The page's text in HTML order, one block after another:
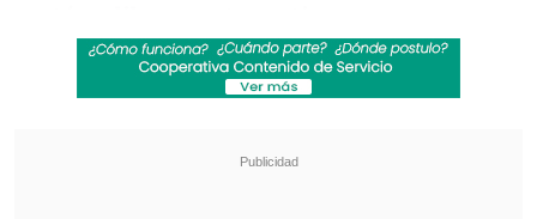
nicaragüense y que no sabemos los fines
de sus acciones todavía, pero estamos
israelí a la plataforma nicaragüense